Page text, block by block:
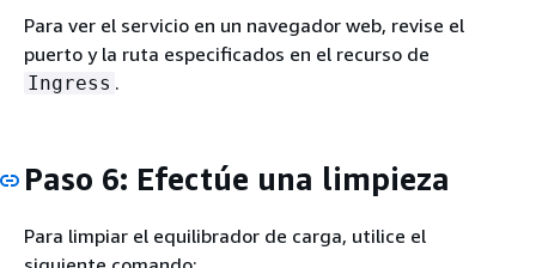
Para ver el servicio en un navegador web, revise el
puerto y la ruta especificados en el recurso de
Ingress .
Paso 6: Efectúe una limpieza
Para limpiar el equilibrador de carga, utilice el